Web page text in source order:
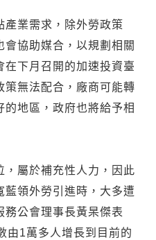
產業需求，除外勞政策
協助媒合，以規劃相關
在下月召開的加速投資臺
策無法配合，廠商可能轉
地區，政府也將給予相
，屬於補充性人力，因此
領外勞引進時，大多遭
務公會理事長黃杲傑表
由1萬多人增長到目前的